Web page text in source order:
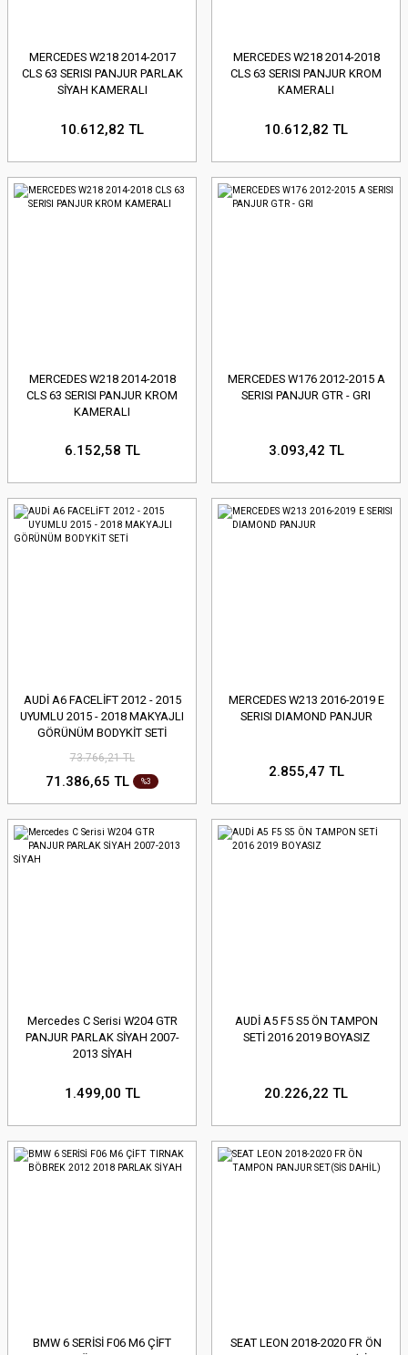
MERCEDES W218 2014-2017
CLS 63 SERISI PANJUR PARLAK
SİYAH KAMERALI
10.612,82 TL
MERCEDES W218 2014-2018
CLS 63 SERISI PANJUR KROM
KAMERALI
10.612,82 TL
MERCEDES W218 2014-2018
CLS 63 SERISI PANJUR KROM
KAMERALI
6.152,58 TL
MERCEDES W176 2012-2015 A
SERISI PANJUR GTR - GRI
3.093,42 TL
AUDİ A6 FACELİFT 2012 - 2015
UYUMLU 2015 - 2018 MAKYAJLI
GÖRÜNÜM BODYKİT SETİ
73.766,21 TL
71.386,65 TL %3
MERCEDES W213 2016-2019 E
SERISI DIAMOND PANJUR
2.855,47 TL
Mercedes C Serisi W204 GTR
PANJUR PARLAK SİYAH 2007-
2013 SİYAH
1.499,00 TL
AUDİ A5 F5 S5 ÖN TAMPON
SETİ 2016 2019 BOYASIZ
20.226,22 TL
BMW 6 SERİSİ F06 M6 ÇİFT
SEAT LEON 2018-2020 FR ÖN